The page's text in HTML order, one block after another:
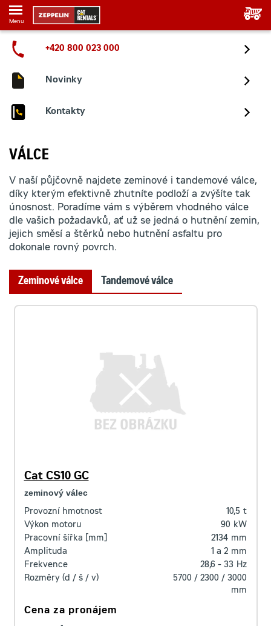
Menu
+420 800 023 000
Novinky
Kontakty
VÁLCE
V naší půjčovně najdete zeminové i tandemové válce,
díky kterým efektivně zhutníte podloží a zvýšíte tak
únosnost. Poradíme vám s výběrem vhodného válce
dle vašich požadavků, ať už se jedná o hutnění zemin,
jejich směsí a štěrků nebo hutnění asfaltu pro
dokonale rovný povrch.
Zeminové válce Tandemové válce
Cat CS10 GC
zeminový válec
Provozní hmotnost 10,5 t
Výkon motoru
90 kW
Pracovní šířka [mm]
2134 mm
Amplituda
1 a 2 mm
Frekvence
28,6 - 33 Hz
Rozměry (d / š / v)
5700 / 2300 / 3000
mm
Cena za pronájem